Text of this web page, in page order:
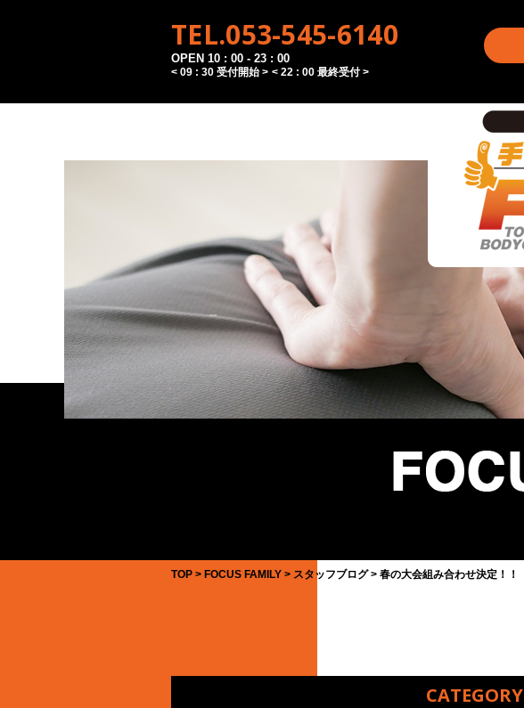
TEL.053-545-6140
OPEN 10 : 00 - 23 : 00
< 09 : 30 受付開始 > < 22 : 00 最終受付 >
TOP FOCUS FAMILY スタッフブログ 春の大会組み合わせ決定！！
CATEGORY